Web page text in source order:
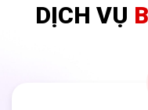
DỊCH VỤ